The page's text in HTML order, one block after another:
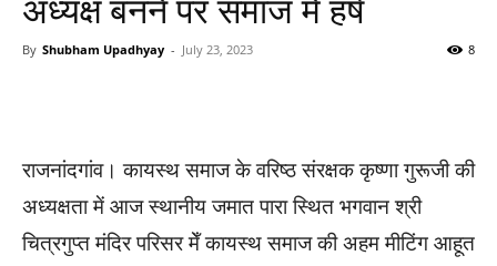
अध्यक्ष बनने पर समाज में हर्ष
By Shubham Upadhyay - July 23, 2023 8
राजनांदगांव। कायस्थ समाज के वरिष्ठ संरक्षक कृष्णा गुरूजी की
अध्यक्षता में आज स्थानीय जमात पारा स्थित भगवान श्री
चित्रगुप्त मंदिर परिसर मेँ कायस्थ समाज की अहम मीटिंग आहूत